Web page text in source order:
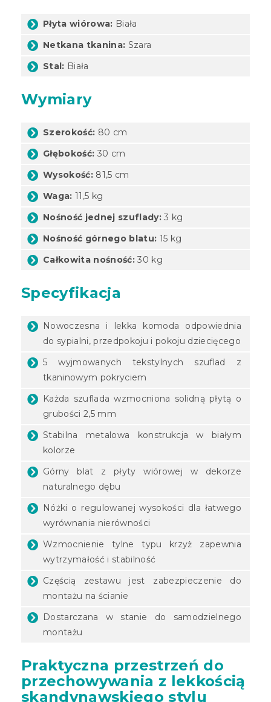
Płyta wiórowa: Biała
Netkana tkanina: Szara
Stal: Biała
Wymiary
Szerokość: 80 cm
Głębokość: 30 cm
Wysokość: 81,5 cm
Waga: 11,5 kg
Nośność jednej szuflady: 3 kg
Nośność górnego blatu: 15 kg
Całkowita nośność: 30 kg
Specyfikacja
Nowoczesna i lekka komoda odpowiednia
do sypialni, przedpokoju i pokoju dziecięcego
5 wyjmowanych tekstylnych szuflad z
tkaninowym pokryciem
Każda szuflada wzmocniona solidną płytą o
grubości 2,5 mm
Stabilna metalowa konstrukcja w białym
kolorze
Górny blat z płyty wiórowej w dekorze
naturalnego dębu
Nóżki o regulowanej wysokości dla łatwego
wyrównania nierówności
Wzmocnienie tylne typu krzyż zapewnia
wytrzymałość i stabilność
Częścią zestawu jest zabezpieczenie do
montażu na ścianie
Dostarczana w stanie do samodzielnego
montażu
Praktyczna przestrzeń do
przechowywania z lekkością
skandynawskiego stylu